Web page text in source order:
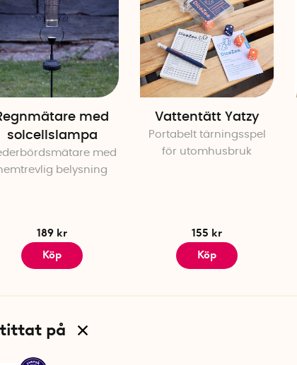
med
solcellslampa
med
belysning
189 kr
Köp
Vattentätt Yatzy
Portabelt tärningsspel
för utomhusbruk
155 kr
Köp
tittat på